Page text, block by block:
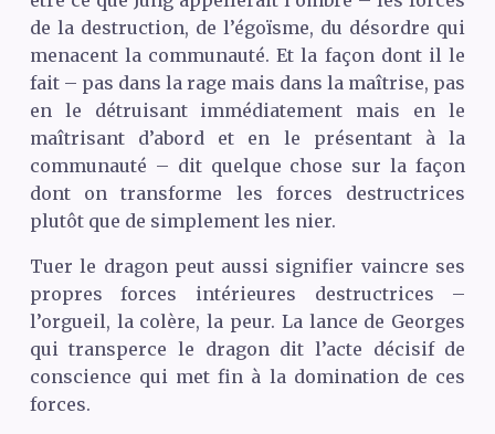
de la destruction, de l’égoïsme, du désordre qui
menacent la communauté. Et la façon dont il le
fait – pas dans la rage mais dans la maîtrise, pas
en le détruisant immédiatement mais en le
maîtrisant d’abord et en le présentant à la
communauté – dit quelque chose sur la façon
dont on transforme les forces destructrices
plutôt que de simplement les nier.
Tuer le dragon peut aussi signifier vaincre ses
propres forces intérieures destructrices –
l’orgueil, la colère, la peur. La lance de Georges
qui transperce le dragon dit l’acte décisif de
conscience qui met fin à la domination de ces
forces.